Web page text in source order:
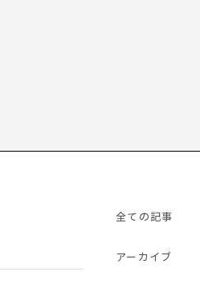
全ての記事
アーカイブ